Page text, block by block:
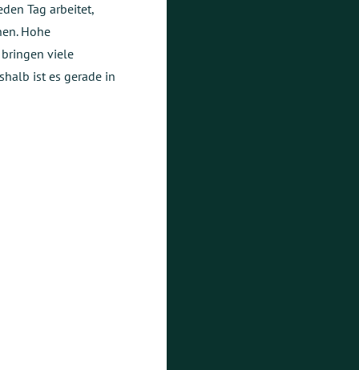
Tag arbeitet,
Hohe
viele
ist es gerade in